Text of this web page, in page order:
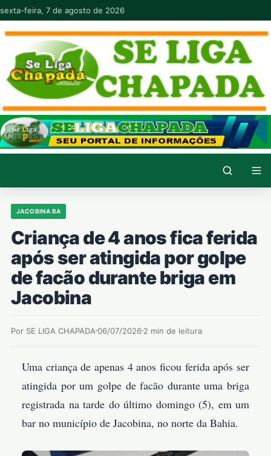
Pular para o conteúdo
sexta-feira, 7 de agosto de 2026
JACOBINA BA
Criança de 4 anos fica ferida
após ser atingida por golpe
de facão durante briga em
Jacobina
Por SE LIGA CHAPADA 06/07/2026 2 min de leitura
Uma criança de apenas 4 anos ficou ferida após ser
atingida por um golpe de facão durante uma briga
registrada na tarde do último domingo (5), em um
bar no município de Jacobina, no norte da Bahia.